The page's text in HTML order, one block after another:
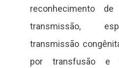
reconhecimento
transmissão,
transmissão
por transfusão e